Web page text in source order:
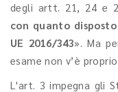
degli artt. 21, 24 e
con quanto
UE 2016/343». Ma
esame non v’è
L'art. 3 impegna gli